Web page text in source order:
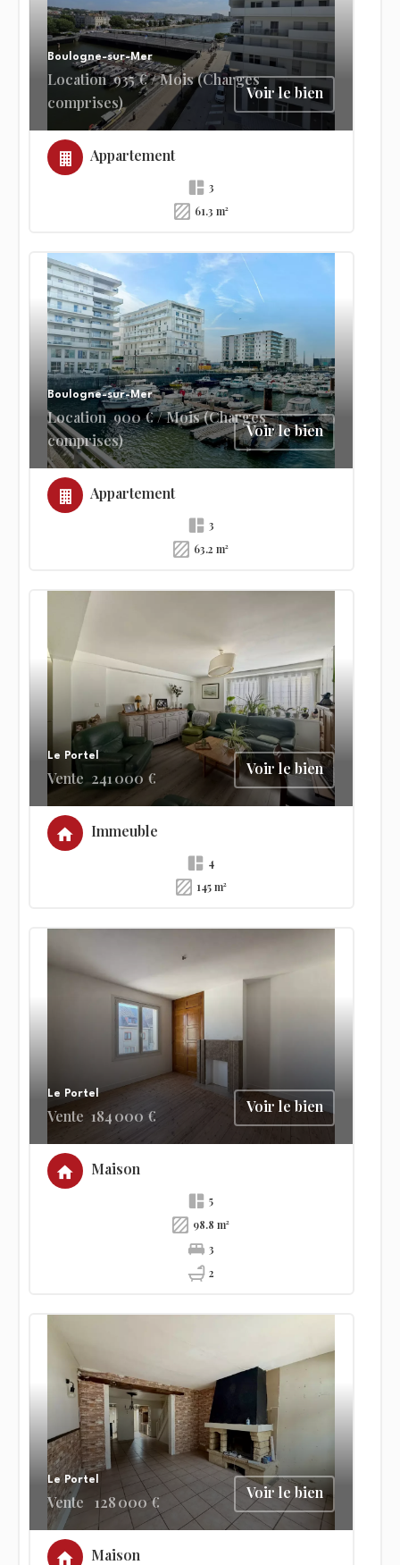
Boulogne-sur-Mer
Location 935 € / Mois (Charges
comprises)
Voir le bien
Appartement
3
61.3 m²
Boulogne-sur-Mer
Location 900 € / Mois (Charges
comprises)
Voir le bien
Appartement
3
63.2 m²
Le Portel
Vente 241 000 € Voir le bien
Immeuble
4
145 m²
Le Portel
Vente 184 000 € Voir le bien
Maison
5
98.8 m²
3
2
Le Portel
Vente 128 000 € Voir le bien
Maison